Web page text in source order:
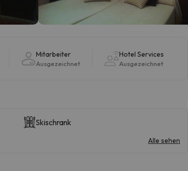
Mitarbeiter
Ausgezeichnet
Hotel Services
Ausgezeichnet
Skischrank
Alle sehen